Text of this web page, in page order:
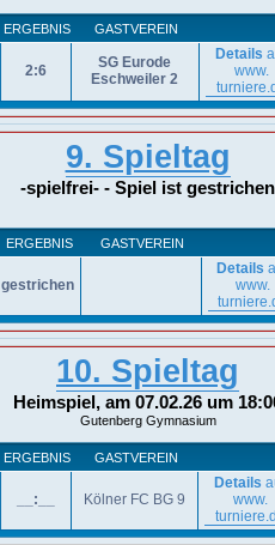
ERGEBNIS GASTVEREIN
2:6
SG Eurode
Eschweiler 2
Details
www.
9. Spieltag
-spielfrei- - Spiel ist gestrichen
ERGEBNIS GASTVEREIN
gestrichen
Details
www.
10. Spieltag
Heimspiel, am 07.02.26 um
Gutenberg Gymnasium
ERGEBNIS GASTVEREIN
__:__ Kölner FC BG 9
Details
www.